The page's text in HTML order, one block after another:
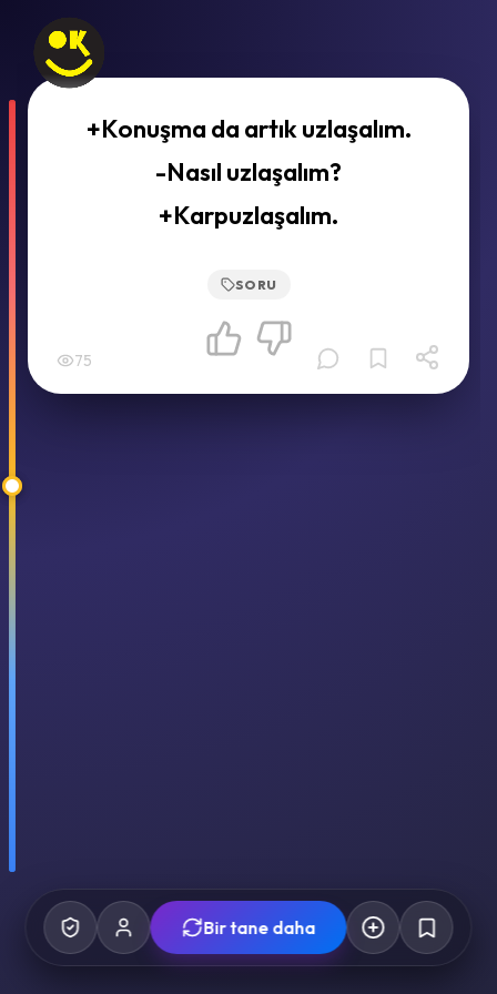
+Konuşma da artık uzlaşalım.
-Nasıl uzlaşalım?
+Karpuzlaşalım.
SORU
75
Bir tane daha